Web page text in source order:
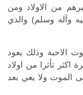
من الاولاد ومن
وآله وسلم) والذي
الاحبة وذلك يعود
اكثر تأثرا من اولاد
الموت ولا يعي بعد